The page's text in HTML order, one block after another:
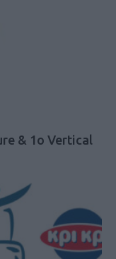
& 1o Vertical